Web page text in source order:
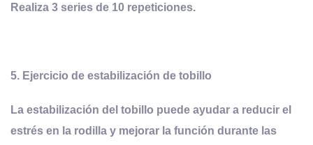
Realiza 3 series de 10 repeticiones.
5. Ejercicio de estabilización de tobillo
La estabilización del tobillo puede ayudar a reducir el
estrés en la rodilla y mejorar la función durante las